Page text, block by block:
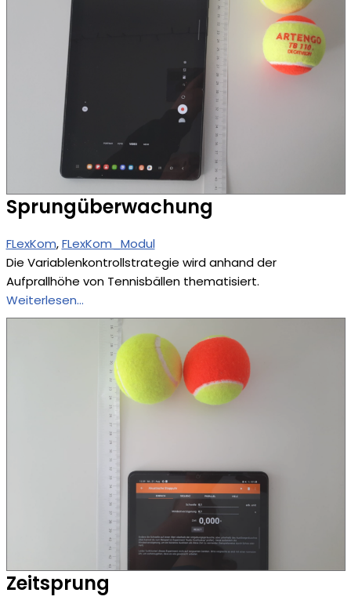
Sprungüberwachung
FLexKom, FLexKom_Modul
Die Variablenkontrollstrategie wird anhand der
Aufprallhöhe von Tennisbällen thematisiert.
Weiterlesen…
Zeitsprung